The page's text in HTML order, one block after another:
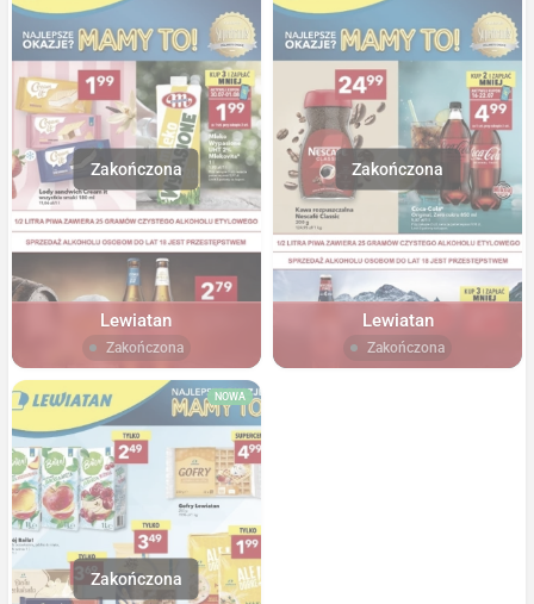
Lewiatan
Zakończona
Lewiatan
Zakończona
NOWA